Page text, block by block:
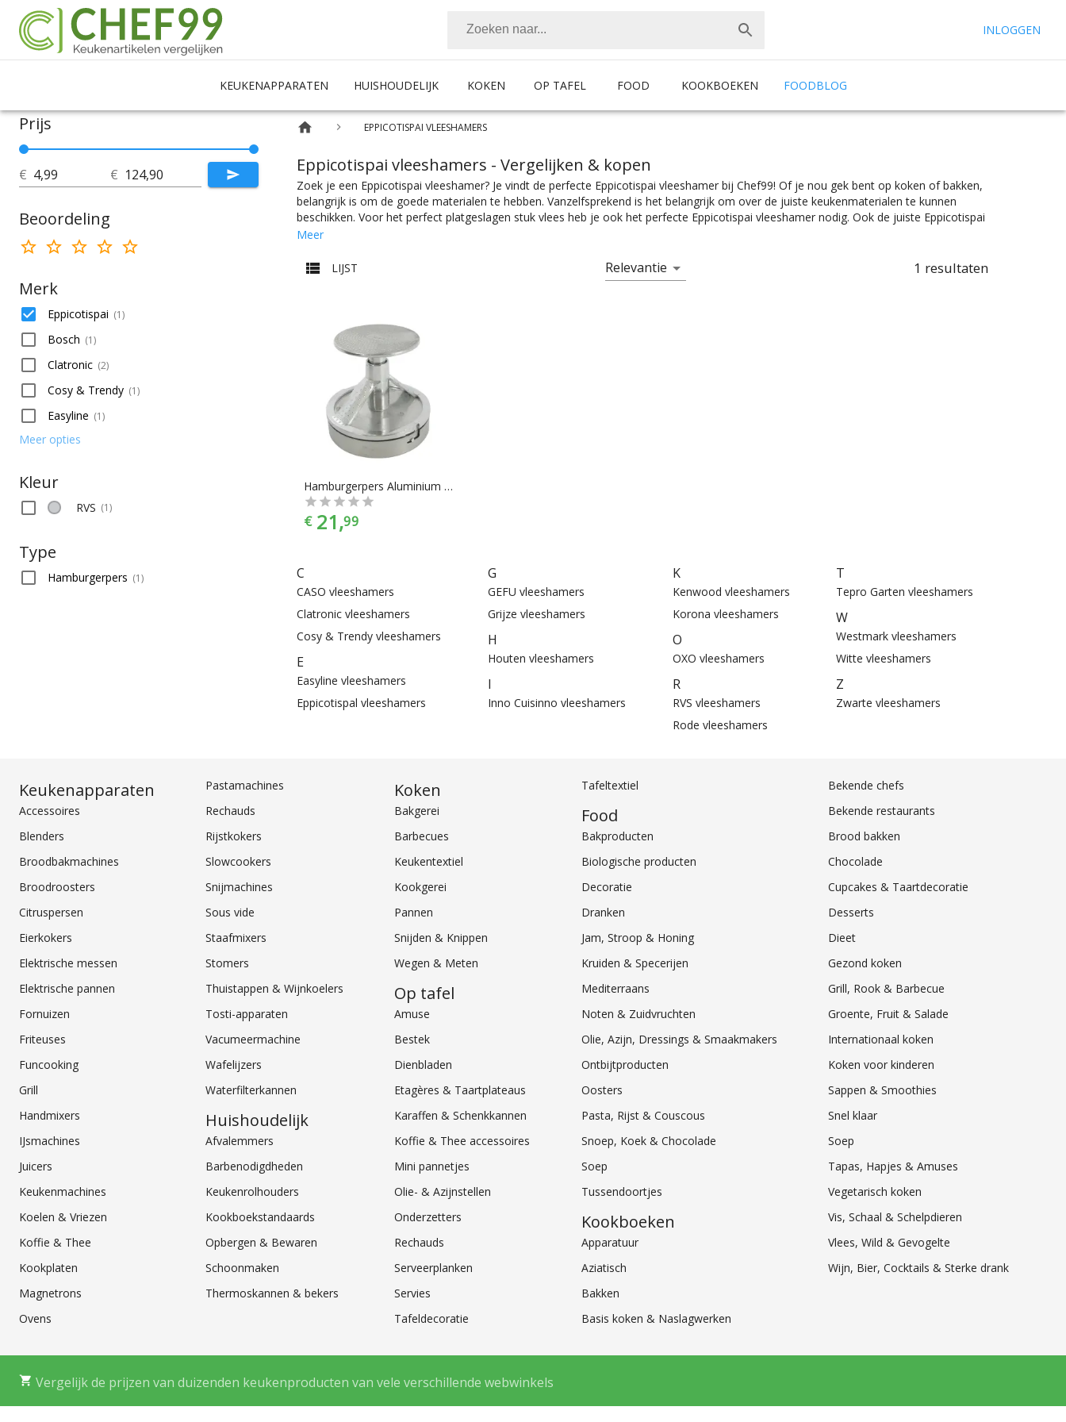
INLOGGEN
KEUKENAPPARATEN HUISHOUDELIJK KOKEN OP TAFEL FOOD KOOKBOEKEN FOODBLOG
Prijs
€ €
Beoordeling
Merk
Eppicotispai (1)
Bosch (1)
Clatronic (2)
Cosy & Trendy (1)
Easyline (1)
Meer opties
Kleur
RVS (1)
Type
Hamburgerpers (1)
EPPICOTISPAI VLEESHAMERS
Eppicotispai vleeshamers - Vergelijken & kopen
Zoek je een Eppicotispai vleeshamer? Je vindt de perfecte Eppicotispai vleeshamer bij Chef99! Of je nou gek bent op koken of bakken,
belangrijk is om de goede materialen te hebben. Vanzelfsprekend is het belangrijk om over de juiste keukenmaterialen te kunnen
beschikken. Voor het perfect platgeslagen stuk vlees heb je ook het perfecte Eppicotispai vleeshamer nodig. Ook de juiste Eppicotispai
vleeshamer vind je bij Chef99. Of je nou een vleeshamer, hamburgerpers of vleesmolen nodig hebt, je vindt alles wat je nodig hebt bij
maken of een hamburger, je vindt makkelijk wat je nodig hebt bij Chef99. Vleeshamers zijn er te vinden in alle prijscategorieën, voor ieder
is er wel wat wils. En met ook nog eens de juiste kleurselectie vind je de kleur die het beste bij jouw keukeninrichting past.
Meer
LIJST Relevantie 1 resultaten
Hamburgerpers Aluminium / RVS
€ 21,99
C
CASO vleeshamers
Clatronic vleeshamers
Cosy & Trendy vleeshamers
E
Easyline vleeshamers
Eppicotispal vleeshamers
G
GEFU vleeshamers
Grijze vleeshamers
H
Houten vleeshamers
I
Inno Cuisinno vleeshamers
K
Kenwood vleeshamers
Korona vleeshamers
O
OXO vleeshamers
R
RVS vleeshamers
Rode vleeshamers
T
Tepro Garten vleeshamers
W
Westmark vleeshamers
Witte vleeshamers
Z
Zwarte vleeshamers
Keukenapparaten
Accessoires
Blenders
Broodbakmachines
Broodroosters
Citruspersen
Eierkokers
Elektrische messen
Elektrische pannen
Fornuizen
Friteuses
Funcooking
Grill
Handmixers
IJsmachines
Juicers
Keukenmachines
Koelen & Vriezen
Koffie & Thee
Kookplaten
Magnetrons
Ovens
Pastamachines
Rechauds
Rijstkokers
Slowcookers
Snijmachines
Sous vide
Staafmixers
Stomers
Thuistappen & Wijnkoelers
Tosti-apparaten
Vacumeermachine
Wafelijzers
Waterfilterkannen
Huishoudelijk
Afvalemmers
Barbenodigdheden
Keukenrolhouders
Kookboekstandaards
Opbergen & Bewaren
Schoonmaken
Thermoskannen & bekers
Koken
Bakgerei
Barbecues
Keukentextiel
Kookgerei
Pannen
Snijden & Knippen
Wegen & Meten
Op tafel
Amuse
Bestek
Dienbladen
Etagères & Taartplateaus
Karaffen & Schenkkannen
Koffie & Thee accessoires
Mini pannetjes
Olie- & Azijnstellen
Onderzetters
Rechauds
Serveerplanken
Servies
Tafeldecoratie
Tafeltextiel
Food
Bakproducten
Biologische producten
Decoratie
Dranken
Jam, Stroop & Honing
Kruiden & Specerijen
Mediterraans
Noten & Zuidvruchten
Olie, Azijn, Dressings & Smaakmakers
Ontbijtproducten
Oosters
Pasta, Rijst & Couscous
Snoep, Koek & Chocolade
Soep
Tussendoortjes
Kookboeken
Apparatuur
Aziatisch
Bakken
Basis koken & Naslagwerken
Bekende chefs
Bekende restaurants
Brood bakken
Chocolade
Cupcakes & Taartdecoratie
Desserts
Dieet
Gezond koken
Grill, Rook & Barbecue
Groente, Fruit & Salade
Internationaal koken
Koken voor kinderen
Sappen & Smoothies
Snel klaar
Soep
Tapas, Hapjes & Amuses
Vegetarisch koken
Vis, Schaal & Schelpdieren
Vlees, Wild & Gevogelte
Wijn, Bier, Cocktails & Sterke drank
Vergelijk de prijzen van duizenden keukenproducten van vele verschillende webwinkels